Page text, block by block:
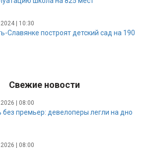
| 10:30
Славянке построят детский сад на 190
Свежие новости
| 08:00
без премьер: девелоперы легли на дно
| 08:00